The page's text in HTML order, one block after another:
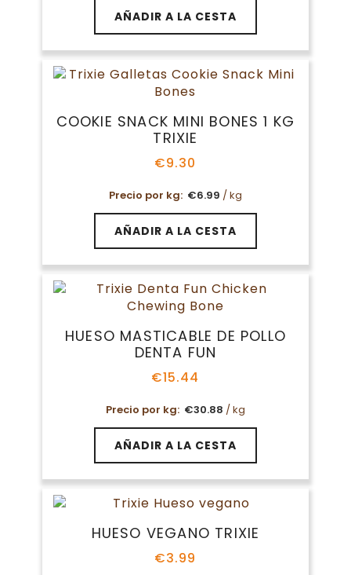
AÑADIR A LA CESTA
COOKIE SNACK MINI BONES 1 KG
TRIXIE
€9.30
Precio por kg: €6.99 / kg
AÑADIR A LA CESTA
HUESO MASTICABLE DE POLLO
DENTA FUN
€15.44
Precio por kg: €30.88 / kg
AÑADIR A LA CESTA
HUESO VEGANO TRIXIE
€3.99